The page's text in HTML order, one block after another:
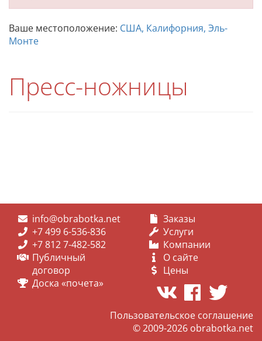
Ваше местоположение: США, Калифорния, Эль-
Монте
Пресс-ножницы
info@obrabotka.net
+7 499 6-536-836
+7 812 7-482-582
Публичный
договор
Доска «почета»
Заказы
Услуги
Компании
О сайте
Цены
Пользовательское соглашение
© 2009-2026 obrabotka.net